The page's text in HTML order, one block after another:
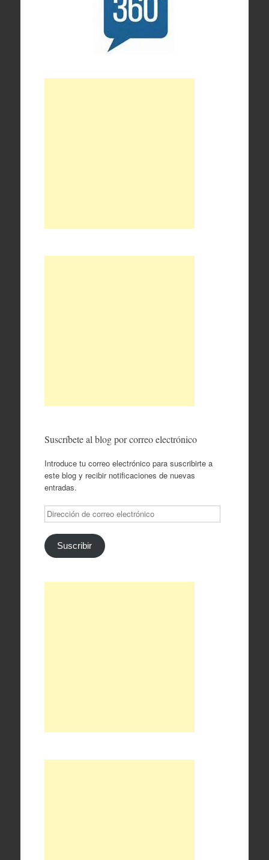
Suscríbete al blog por correo electrónico
Introduce tu correo electrónico para suscribirte a
este blog y recibir notificaciones de nuevas
entradas.
Dirección
de
correo
electrónico
Suscribir